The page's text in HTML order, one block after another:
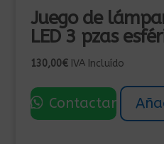
Juego de
LED 3 pzas
130,00€ IVA Incluído
Contactar